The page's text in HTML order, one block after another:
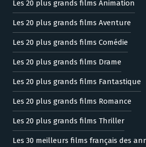
Les 20 plus grands films Animation
Les 20 plus grands films Aventure
Les 20 plus grands films Comédie
Les 20 plus grands films Drame
Les 20 plus grands films Fantastique
Les 20 plus grands films Romance
Les 20 plus grands films Thriller
Les 30 meilleurs films français des